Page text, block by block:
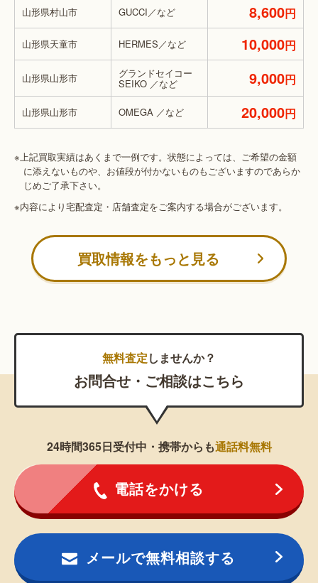
山形県村山市 GUCCI／など 8,600円
山形県天童市 HERMES／など 10,000円
山形県山形市 グランドセイコー
SEIKO ／など 9,000円
山形県山形市 OMEGA ／など 20,000円
※上記買取実績はあくまで一例です。状態によっては、ご希望の金額
に添えないものや、お値段が付かないものもございますのであらか
じめご了承下さい。
※内容により宅配査定・店舗査定をご案内する場合がございます。
買取情報をもっと見る
無料査定しませんか？
お問合せ・ご相談はこちら
24時間365日受付中・携帯からも通話料無料
電話をかける
メールで無料相談する